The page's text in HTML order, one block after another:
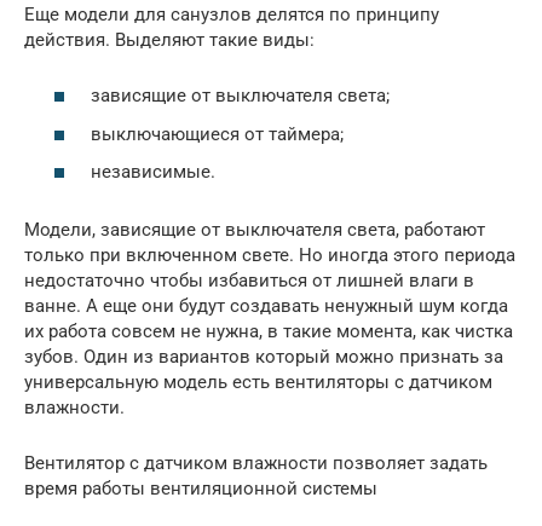
Еще модели для санузлов делятся по принципу
действия. Выделяют такие виды:
зависящие от выключателя света;
выключающиеся от таймера;
независимые.
Модели, зависящие от выключателя света, работают
только при включенном свете. Но иногда этого периода
недостаточно чтобы избавиться от лишней влаги в
ванне. А еще они будут создавать ненужный шум когда
их работа совсем не нужна, в такие момента, как чистка
зубов. Один из вариантов который можно признать за
универсальную модель есть вентиляторы с датчиком
влажности.
Вентилятор с датчиком влажности позволяет задать
время работы вентиляционной системы